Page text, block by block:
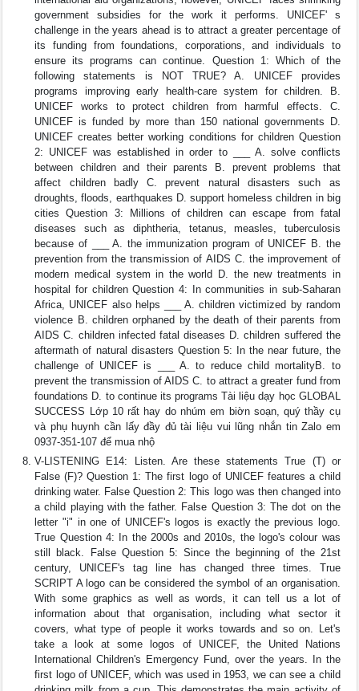
government subsidies for the work it performs. UNICEF' s
challenge in the years ahead is to attract a greater percentage of
its funding from foundations, corporations, and individuals to
ensure its programs can continue. Question 1: Which of the
following statements is NOT TRUE? A. UNICEF provides
programs improving early health-care system for children. B.
UNICEF works to protect children from harmful effects. C.
UNICEF is funded by more than 150 national governments D.
UNICEF creates better working conditions for children Question
2: UNICEF was established in order to ___ A. solve conflicts
between children and their parents B. prevent problems that
affect children badly C. prevent natural disasters such as
droughts, floods, earthquakes D. support homeless children in big
cities Question 3: Millions of children can escape from fatal
diseases such as diphtheria, tetanus, measles, tuberculosis
because of ___ A. the immunization program of UNICEF B. the
prevention from the transmission of AIDS C. the improvement of
modern medical system in the world D. the new treatments in
hospital for children Question 4: In communities in sub-Saharan
Africa, UNICEF also helps ___ A. children victimized by random
violence B. children orphaned by the death of their parents from
AIDS C. children infected fatal diseases D. children suffered the
aftermath of natural disasters Question 5: In the near future, the
challenge of UNICEF is ___ A. to reduce child mortalityB. to
prevent the transmission of AIDS C. to attract a greater fund from
foundations D. to continue its programs Tài liệu dạy học GLOBAL
SUCCESS Lớp 10 rất hay do nhúm em biờn soạn, quý thầy cụ
và phụ huynh cần lấy đầy đủ tài liệu vui lũng nhắn tin Zalo em
0937-351-107 để mua nhộ
V-LISTENING E14: Listen. Are these statements True (T) or
False (F)? Question 1: The first logo of UNICEF features a child
drinking water. False Question 2: This logo was then changed into
a child playing with the father. False Question 3: The dot on the
letter "i" in one of UNICEF's logos is exactly the previous logo.
True Question 4: In the 2000s and 2010s, the logo's colour was
still black. False Question 5: Since the beginning of the 21st
century, UNICEF's tag line has changed three times. True
SCRIPT A logo can be considered the symbol of an organisation.
With some graphics as well as words, it can tell us a lot of
information about that organisation, including what sector it
covers, what type of people it works towards and so on. Let's
take a look at some logos of UNICEF, the United Nations
International Children's Emergency Fund, over the years. In the
first logo of UNICEF, which was used in 1953, we can see a child